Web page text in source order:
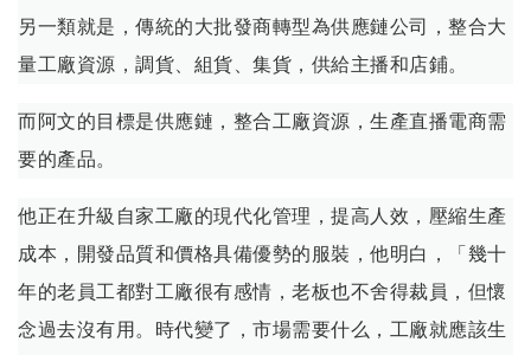
另一類就是，傳統的大批發商轉型為供應鏈公司，整合大
量工廠資源，調貨、組貨、集貨，供給主播和店鋪。
而阿文的目標是供應鏈，整合工廠資源，生產直播電商需
要的產品。
他正在升級自家工廠的現代化管理，提高人效，壓縮生產
成本，開發品質和價格具備優勢的服裝，他明白，「幾十
年的老員工都對工廠很有感情，老板也不舍得裁員，但懷
念過去沒有用。時代變了，市場需要什么，工廠就應該生